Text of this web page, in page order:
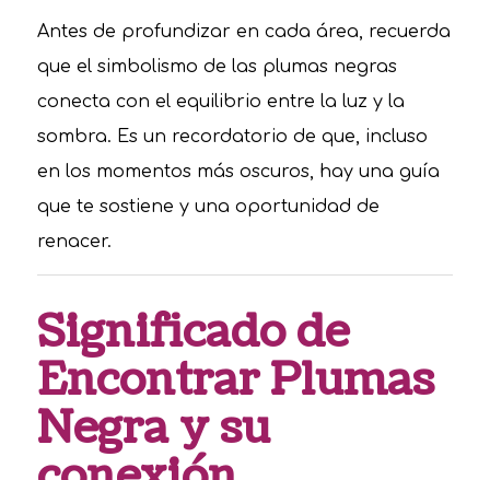
Antes de profundizar en cada área, recuerda
que el simbolismo de las plumas negras
conecta con el equilibrio entre la luz y la
sombra. Es un recordatorio de que, incluso
en los momentos más oscuros, hay una guía
que te sostiene y una oportunidad de
renacer.
Significado de
Encontrar Plumas
Negra y su